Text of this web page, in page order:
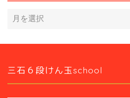
三石６段けん玉school